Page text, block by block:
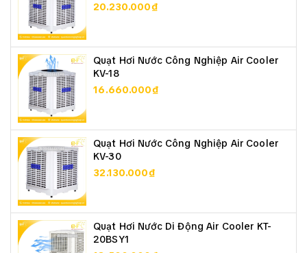
20.230.000₫
Quạt Hơi Nước Công Nghiệp Air Cooler
KV-18
16.660.000₫
Quạt Hơi Nước Công Nghiệp Air Cooler
KV-30
32.130.000₫
Quạt Hơi Nước Di Động Air Cooler KT-
20BSY1